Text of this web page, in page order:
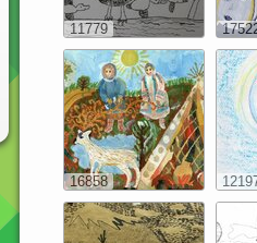
11779
16858